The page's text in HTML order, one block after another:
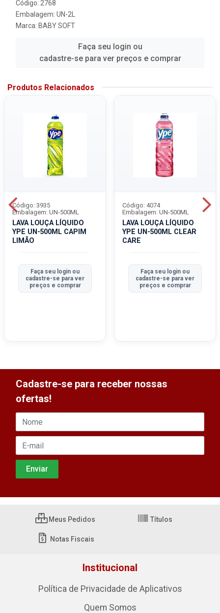
Código: 2768
Embalagem: UN-2L
Marca: BABY SOFT
Faça seu login ou
cadastre-se para ver preços e comprar
Produtos Relacionados
LAVA LOUÇA LÍQUIDO
YPE UN-500ML CAPIM
LIMÃO
Código: 3935
Embalagem: UN-500ML
Faça seu login ou
cadastre-se para ver
preços e comprar
LAVA LOUÇA LÍQUIDO
YPE UN-500ML CLEAR
CARE
Código: 4074
Embalagem: UN-500ML
Faça seu login ou
cadastre-se para ver
preços e comprar
Cadastre-se para receber nossas
ofertas!
Meus Pedidos Títulos
Notas Fiscais
Institucional
Política de Privacidade de Aplicativos
Quem Somos